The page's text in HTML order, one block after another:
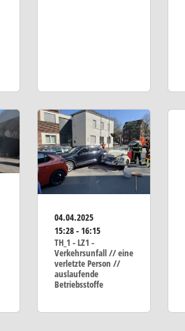
04.04.2025
15:28 - 16:15
TH_1 - LZ1 -
Verkehrsunfall // eine
verletzte Person //
auslaufende
Betriebsstoffe